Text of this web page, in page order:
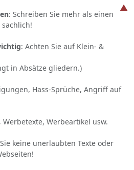
: Schreiben Sie mehr als einen
: Achten Sie auf Klein- &
in Absätze gliedern.)
Hass-Sprüche, Angriff auf
Werbetexte, Werbeartikel usw.
keine unerlaubten Texte oder